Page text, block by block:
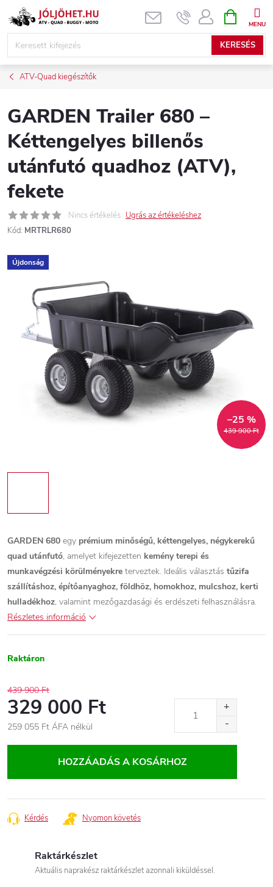
Ugrás
KERESÉS
KOSÁR
ATV-Quad kiegészítők
GARDEN Trailer 680 –
Kéttengelyes billenős
utánfutó quadhoz (ATV),
fekete
Nincs értékelés Ugrás az értékeléshez
Kód: MRTRLR680
Újdonság
439 900 Ft
–25 %
GARDEN 680 egy prémium minőségű, kéttengelyes, négykerekű
quad utánfutó, amelyet kifejezetten kemény terepi és
munkavégzési körülményekre terveztek. Ideális választás tűzifa
szállításhoz, építőanyaghoz, földhöz, homokhoz, mulcshoz, kerti
hulladékhoz, valamint mezőgazdasági és erdészeti felhasználásra.
Részletes információ
Raktáron
439 900 Ft
329 000 Ft
259 055 Ft ÁFA nélkül
HOZZÁADÁS A KOSÁRHOZ
Kérdés Nyomon követés
Raktárkészlet
Aktuális naprakész raktárkészlet azonnali kiküldéssel.